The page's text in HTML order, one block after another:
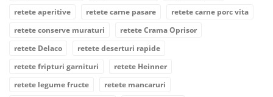
retete aperitive
retete carne pasare
retete carne porc vita
retete conserve muraturi
retete Crama Oprisor
retete Delaco
retete deserturi rapide
retete fripturi garnituri
retete Heinner
retete legume fructe
retete mancaruri